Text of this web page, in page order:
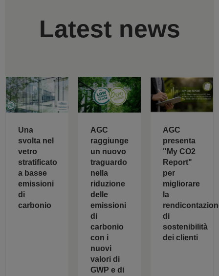
Latest news
Una
svolta nel
vetro
stratificato
a basse
emissioni
di
carbonio
AGC
raggiunge
un nuovo
traguardo
nella
riduzione
delle
emissioni
di
carbonio
con i
nuovi
valori di
GWP e di
AGC
presenta
"My CO2
Report"
per
migliorare
la
di
sostenibilità
dei clienti